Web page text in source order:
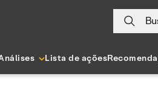
Lista de ações